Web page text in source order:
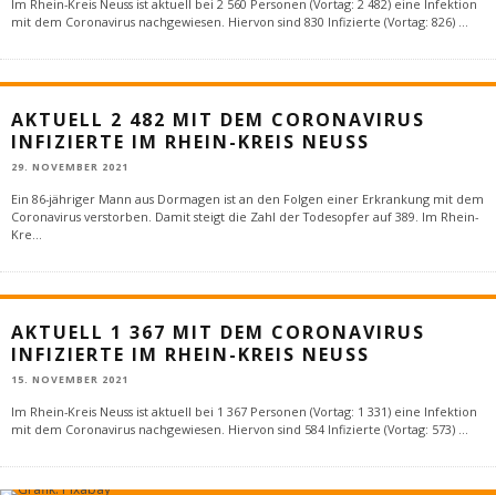
Im Rhein-Kreis Neuss ist aktuell bei 2 560 Personen (Vortag: 2 482) eine Infektion
mit dem Coronavirus nachgewiesen. Hiervon sind 830 Infizierte (Vortag: 826)
AKTUELL 2 482 MIT DEM CORONAVIRUS
INFIZIERTE IM RHEIN-KREIS NEUSS
29. NOVEMBER 2021
Ein 86-jähriger Mann aus Dormagen ist an den Folgen einer Erkrankung mit dem
Coronavirus verstorben. Damit steigt die Zahl der Todesopfer auf 389. Im Rhein-
Kre
AKTUELL 1 367 MIT DEM CORONAVIRUS
INFIZIERTE IM RHEIN-KREIS NEUSS
15. NOVEMBER 2021
Im Rhein-Kreis Neuss ist aktuell bei 1 367 Personen (Vortag: 1 331) eine Infektion
mit dem Coronavirus nachgewiesen. Hiervon sind 584 Infizierte (Vortag: 573) ...